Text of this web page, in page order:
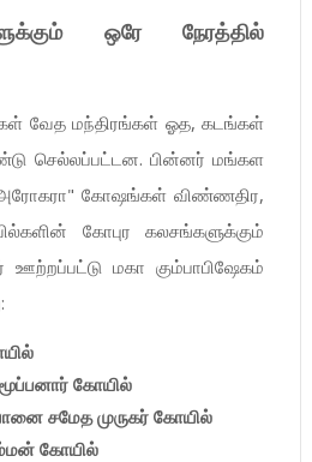
ஒரே நேரத்தில்
வேத மந்திரங்கள் ஓத, கடங்கள்
செல்லப்பட்டன. பின்னர் மங்கள
கோஷங்கள் விண்ணதிர,
கோபுர கலசங்களுக்கும்
ஊற்றப்பட்டு மகா கும்பாபிஷேகம்
கோயில்
சமேத முருகர் கோயில்
கோயில்